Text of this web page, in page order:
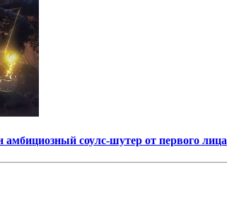
соулс-шутер от первого лица